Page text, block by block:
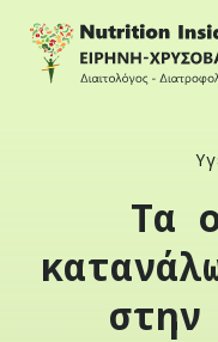
Τα